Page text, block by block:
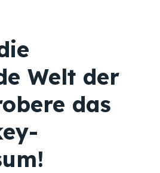
Welt der
das